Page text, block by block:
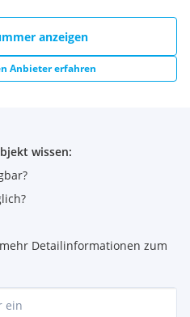
anzeigen
Anbieter erfahren
wissen:
Detailinformationen zum